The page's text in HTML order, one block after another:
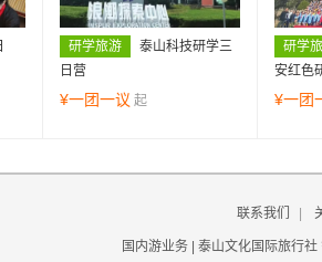
研学旅游
泰山科技研学三
日营
¥一团一议 起
研学
安红色
¥一团
联系我们
国内游业务 | 泰山文化国际旅行社